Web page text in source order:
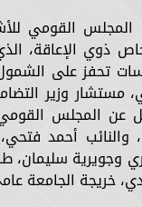
القومي
تحفز على الشمول
مستشار وزير
عن المجلس القومي
2011، والنائب أحمد
وجويرية سليمان،
عامي 1996و 1998، وأستاذ مشارك العلوم السياسية بالجامعة